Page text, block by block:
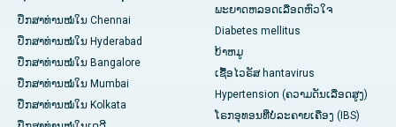
ປຶກສາທ່ານໝໍໃນ Chennai
ປຶກສາທ່ານໝໍໃນ Hyderabad
ປຶກສາທ່ານໝໍໃນ Bangalore
ປຶກສາທ່ານໝໍໃນ Mumbai
ປຶກສາທ່ານໝໍໃນ Kolkata
ພະຍາດຫລອດເລືອດຫົວໃຈ
Diabetes mellitus
ບ້າຫມູ
ເຊື້ອໄວຣັສ hantavirus
Hypertension (ຄວາມດັນເລືອດສູງ)
ໂຣກອຸທອນທີ່ບໍ່ລະຄາຍເຄືອງ (IBS)